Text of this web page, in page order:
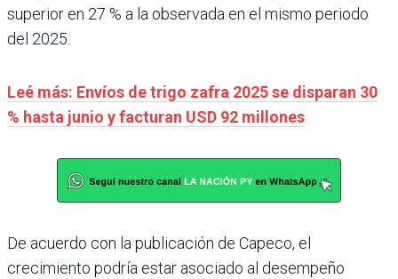
superior en 27 % a la observada en el mismo periodo
del 2025.
Leé más: Envíos de trigo zafra 2025 se disparan 30
% hasta junio y facturan USD 92 millones
De acuerdo con la publicación de Capeco, el
crecimiento podría estar asociado al desempeño